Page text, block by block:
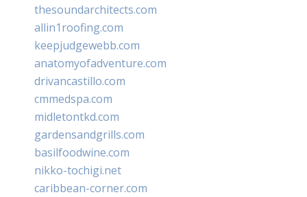
thesoundarchitects.com
allin1roofing.com
keepjudgewebb.com
anatomyofadventure.com
drivancastillo.com
cmmedspa.com
midletontkd.com
gardensandgrills.com
basilfoodwine.com
nikko-tochigi.net
caribbean-corner.com